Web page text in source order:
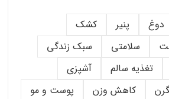
دوغ پنیر
کشک
سلامتی
سبک زندگی
تغذیه سالم
آشپزی
کاهش وزن
پوست و مو